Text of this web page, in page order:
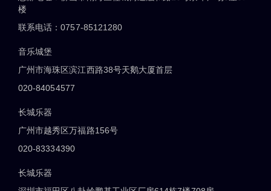
楼
联系电话：0757-85121280
音乐城堡
广州市海珠区滨江西路38号天鹅大厦首层
020-84054577
长城乐器
广州市越秀区万福路156号
020-83334390
长城乐器